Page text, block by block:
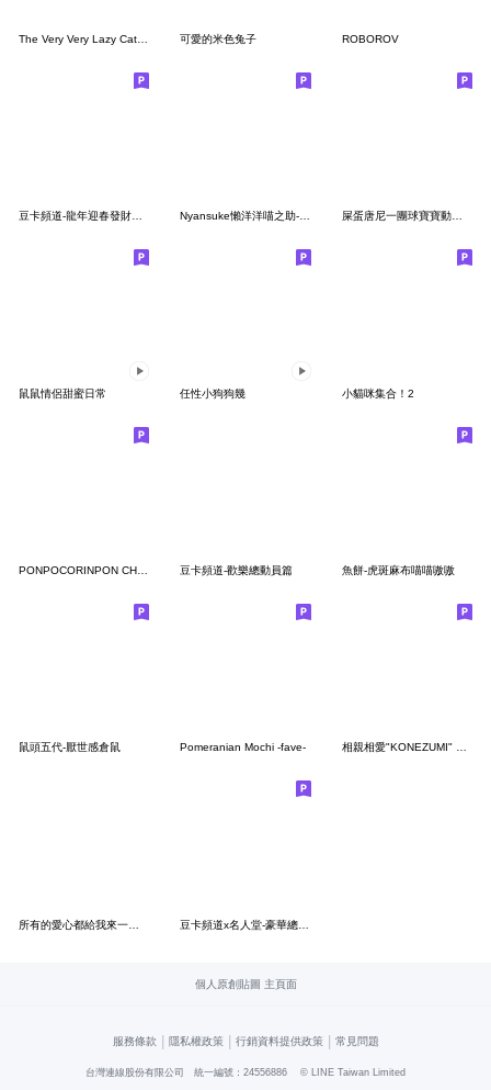
可愛的米色兔子 ROBOROV
豆卡頻道-龍年迎春發財貼圖 Nyansuke懶洋洋喵之助-LOVE曬恩愛 屎蛋唐尼一團球寶寶動物園
鼠鼠情侶甜蜜日常 任性小狗狗幾 小貓咪集合！2
豆卡頻道-歡樂總動員篇 魚餅-虎斑麻布喵喵嗷嗷
鼠頭五代-厭世感倉鼠 Pomeranian Mochi -fave- 相親相愛"KONEZUMI" 台灣版
個人原創貼圖 主頁面
服務條款 | 隱私權政策 | 行銷資料提供政策 | 常見問題
台灣連線股份有限公司 統一編號：24556886 © LINE Taiwan Limited